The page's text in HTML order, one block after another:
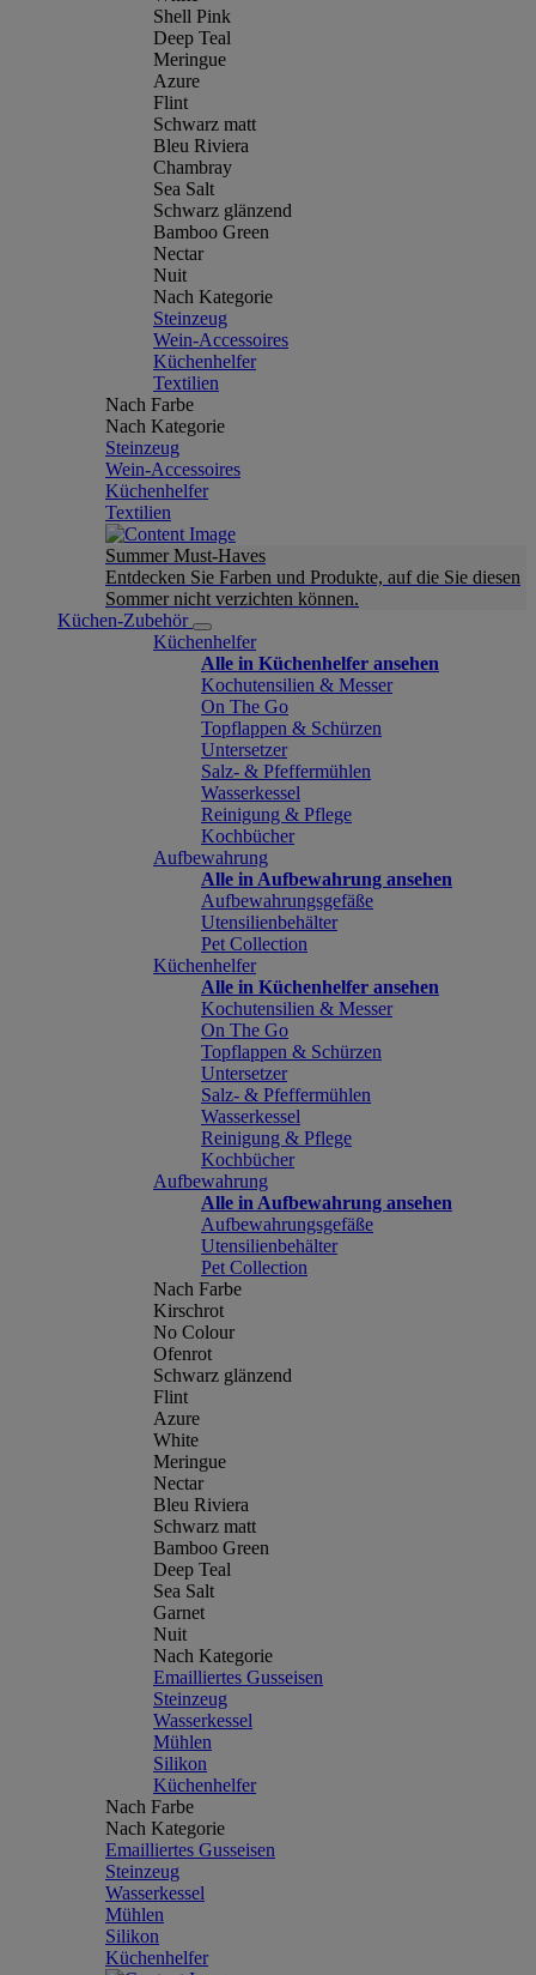
Shell Pink
Deep Teal
Meringue
Azure
Flint
Schwarz matt
Bleu Riviera
Chambray
Sea Salt
Schwarz glänzend
Bamboo Green
Nectar
Nuit
Nach Kategorie
Steinzeug
Wein-Accessoires
Küchenhelfer
Textilien
Nach Farbe
Nach Kategorie
Steinzeug
Wein-Accessoires
Küchenhelfer
Textilien
Summer Must-Haves
Entdecken Sie Farben und Produkte, auf die Sie diesen
Sommer nicht verzichten können.
Küchen-Zubehör
Küchenhelfer
Alle in Küchenhelfer ansehen
Kochutensilien & Messer
On The Go
Topflappen & Schürzen
Untersetzer
Salz- & Pfeffermühlen
Wasserkessel
Reinigung & Pflege
Kochbücher
Aufbewahrung
Alle in Aufbewahrung ansehen
Aufbewahrungsgefäße
Utensilienbehälter
Pet Collection
Küchenhelfer
Alle in Küchenhelfer ansehen
Kochutensilien & Messer
On The Go
Topflappen & Schürzen
Untersetzer
Salz- & Pfeffermühlen
Wasserkessel
Reinigung & Pflege
Kochbücher
Aufbewahrung
Alle in Aufbewahrung ansehen
Aufbewahrungsgefäße
Utensilienbehälter
Pet Collection
Nach Farbe
Kirschrot
No Colour
Ofenrot
Schwarz glänzend
Flint
Azure
White
Meringue
Nectar
Bleu Riviera
Schwarz matt
Bamboo Green
Deep Teal
Sea Salt
Garnet
Nuit
Nach Kategorie
Emailliertes Gusseisen
Steinzeug
Wasserkessel
Mühlen
Silikon
Küchenhelfer
Nach Farbe
Nach Kategorie
Emailliertes Gusseisen
Steinzeug
Wasserkessel
Mühlen
Silikon
Küchenhelfer